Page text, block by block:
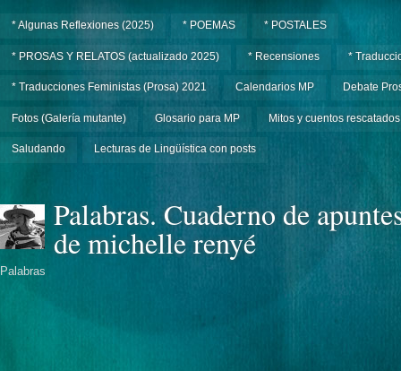
* Algunas Reflexiones (2025) * POEMAS * POSTALES
* PROSAS Y RELATOS (actualizado 2025) * Recensiones *
* Traducciones Feministas (Prosa) 2021 Calendarios MP Debate
Fotos (Galería mutante) Glosario para MP Mitos y cuentos rescatados
Saludando Lecturas de Lingüística con posts
Palabras. Cuaderno de
de michelle renyé
Palabras